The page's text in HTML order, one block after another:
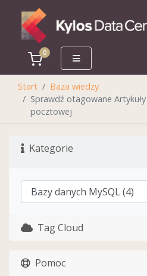
0
Koszyk
Start
Baza wiedzy
Sprawdź otagowane
pocztowej
Kategorie
Tag Cloud
Pomoc